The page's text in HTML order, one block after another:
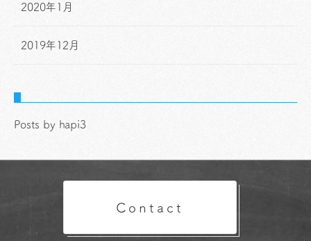
2020年1月
2019年12月
Posts by hapi3
Contact